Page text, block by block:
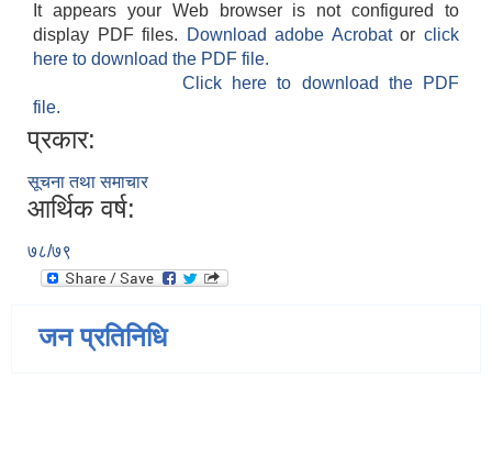
It appears your Web browser is not configured to
display PDF files.
Download adobe Acrobatorclick
here to download the PDF file.
Click here to download the PDF
file.
प्रकार:
सूचना तथा समाचार
आर्थिक वर्ष:
७८/७९
जन प्रतिनिधि